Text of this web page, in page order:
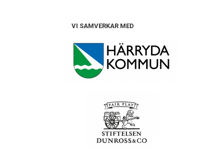
VI SAMVERKAR MED